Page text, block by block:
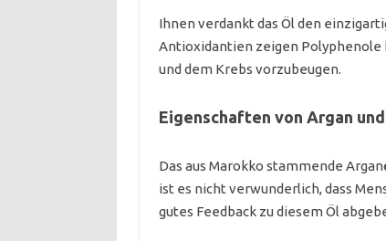
Ihnen verdankt das Öl den
Antioxidantien zeigen Polyphenole
und dem Krebs vorzubeugen.
Eigenschaften von Argan
Das aus Marokko stammende
ist es nicht verwunderlich, dass
gutes Feedback zu diesem Öl